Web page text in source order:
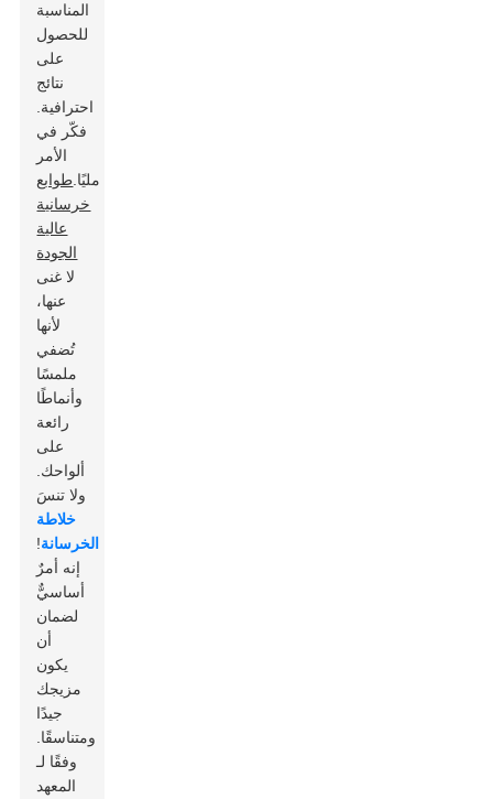
المناسبة
للحصول
على
نتائج
احترافية.
فكّر في
الأمر
مليًا. طوابع
خرسانية
عالية
الجودة
لا غنى
عنها،
لأنها
تُضفي
ملمسًا
وأنماطًا
رائعة
على
ألواحك.
ولا تنسَ
خلاطة
الخرسانة!
إنه أمرٌ
أساسيٌّ
لضمان
أن
يكون
مزيجك
جيدًا
ومتناسقًا.
وفقًا لـ
المعهد